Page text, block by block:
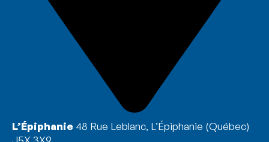
L’Épiphanie 48 Rue Leblanc, L’Épiphanie (Québec)